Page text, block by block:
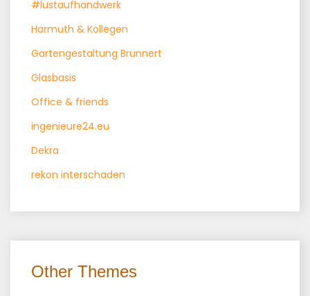
#lustaufhandwerk
Harmuth & Kollegen
Gartengestaltung Brunnert
Glasbasis
Office & friends
ingenieure24.eu
Dekra
rekon interschaden
Other Themes